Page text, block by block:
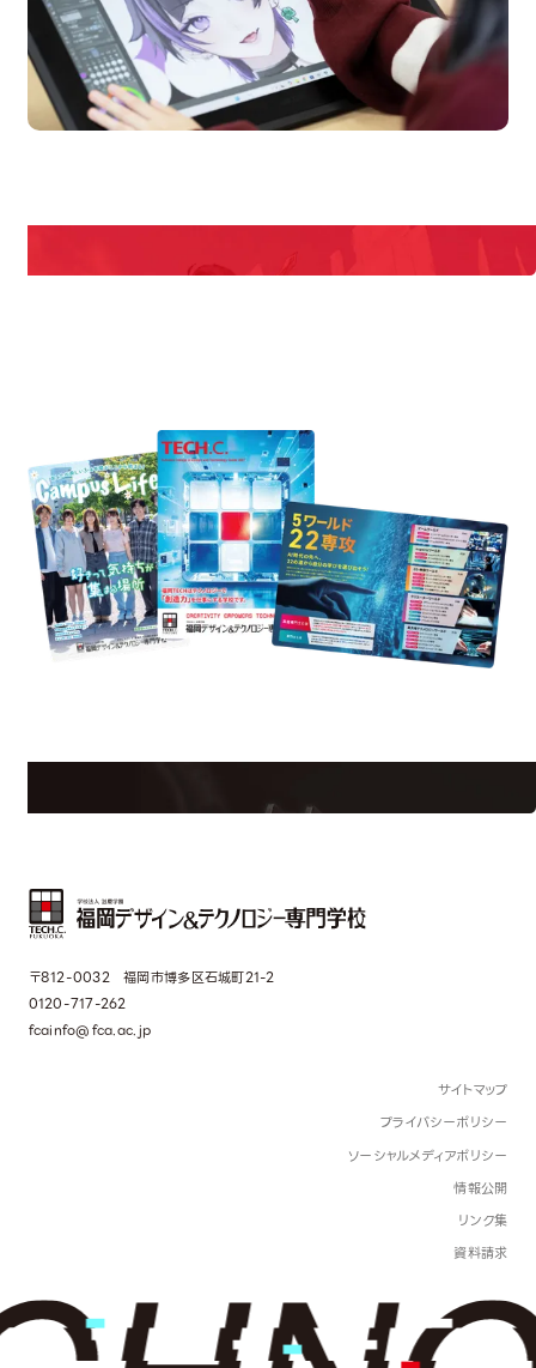
Campus Open
Information
〒812-0032 福岡市博多区石城町21-2
0120-717-262
fcainfo@fca.ac.jp
サイトマップ
プライバシーポリシー
ソーシャルメディアポリシー
情報公開
リンク集
資料請求